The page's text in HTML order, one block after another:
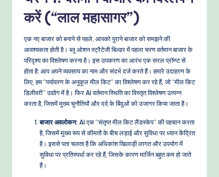
oकरें (“लाल महासागर”)
एक नए बाजार को बनाने से पहले, आपको पुराने बाजार को समझने की
आवश्यकता होती है। ब्लू ओशन स्ट्रैटेजी बिल्डर में पहला चरण वर्तमान बाजार के
परिदृश्य का विश्लेषण करना है। इस उपकरण का आरंभ एक सरल प्रॉम्प्ट से
होता है: आप अपने व्यवसाय का नाम और संदर्भ दर्ज करते हैं। हमारे उदाहरण के
लिए, हम “पर्यावरण के अनुकूल मील किट” का विश्लेषण कर रहे हैं, जो “मील किट
डिलीवरी” उद्योग में है। फिर AI वर्तमान स्थिति का विस्तृत विश्लेषण उत्पन्न
करता है, जिसमें मुख्य चुनौतियों और दर्द के बिंदुओं को उजागर किया जाता है।
बाजार अवलोकन: AI एक “संतृप्त मील किट लैंडस्केप” की पहचान करता
है, जिसमें मुख्य रूप से कीमतों के बीच लड़ाई और सुविधा पर ध्यान केंद्रित
है। इससे पता चलता है कि अधिकांश खिलाड़ी लागत और उपयोग में
सुविधा पर प्रतिस्पर्धा कर रहे हैं, जिसके कारण मार्जिन बहुत कम हो जाते
हैं।